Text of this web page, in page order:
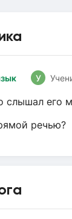
У
слышал его
речью?